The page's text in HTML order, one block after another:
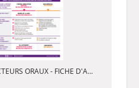
ORAUX - FICHE D'A...